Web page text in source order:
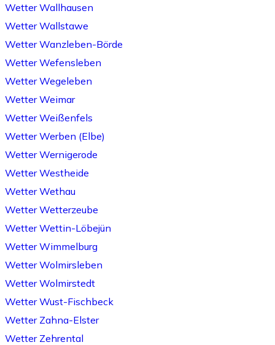
Wetter Wallhausen
Wetter Wallstawe
Wetter Wanzleben-Börde
Wetter Wefensleben
Wetter Wegeleben
Wetter Weimar
Wetter Weißenfels
Wetter Werben (Elbe)
Wetter Wernigerode
Wetter Westheide
Wetter Wethau
Wetter Wetterzeube
Wetter Wettin-Löbejün
Wetter Wimmelburg
Wetter Wolmirsleben
Wetter Wolmirstedt
Wetter Wust-Fischbeck
Wetter Zahna-Elster
Wetter Zehrental